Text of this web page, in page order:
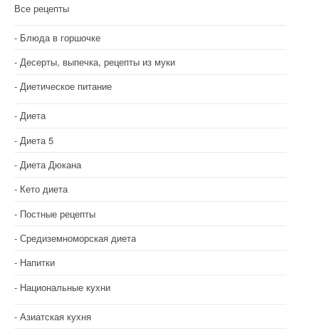
и
я
п
о
з
а
п
и
с
я
м
Все рецепты
Блюда в горшочке
Десерты, выпечка, рецепты из муки
Диетическое питание
Диета
Диета 5
Диета Дюкана
Кето диета
Постные рецепты
Средиземноморская диета
Напитки
Национальные кухни
Азиатская кухня